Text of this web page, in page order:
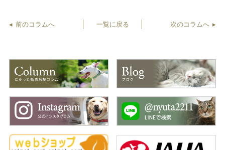
前のコラムへ 一覧に戻る 次のコラムへ